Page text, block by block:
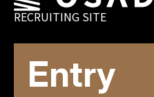
RECRUITING SITE